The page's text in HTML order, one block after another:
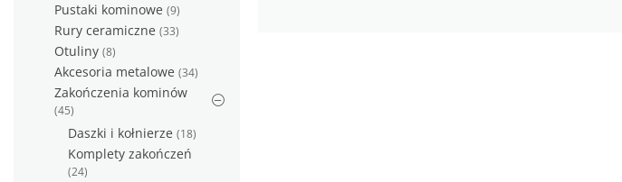
Pustaki kominowe (9)
Rury ceramiczne (33)
Otuliny (8)
Akcesoria metalowe (34)
Zakończenia kominów
(45)
Daszki i kołnierze (18)
Komplety zakończeń
(24)